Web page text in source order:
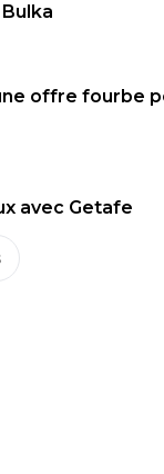
offre fourbe
avec Getafe